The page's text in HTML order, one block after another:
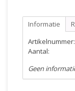
Informatie
Artikelnummer:
Aantal:
Geen